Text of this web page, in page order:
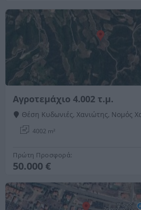
Αγροτεμάχιο 4.002 τ.μ.
Θέση Κυδωνιές, Χανιώτης, Νομός
4002 m²
Πρώτη Προσφορά:
50.000 €